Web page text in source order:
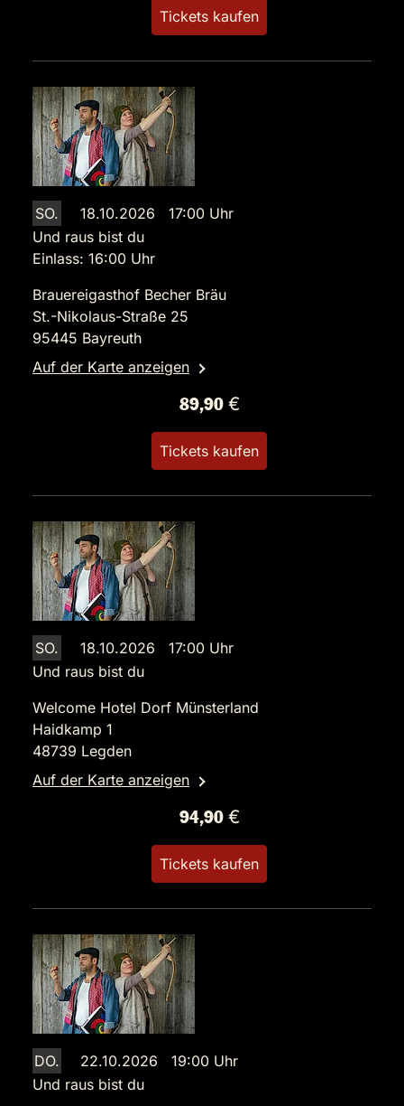
Tickets kaufen
SO.
18.10.2026 17:00 Uhr
Und raus bist du
Einlass: 16:00 Uhr
Brauereigasthof Becher Bräu
St.-Nikolaus-Straße 25
95445 Bayreuth
Auf der Karte anzeigen
89,90 €
Tickets kaufen
SO.
18.10.2026 17:00 Uhr
Und raus bist du
Welcome Hotel Dorf Münsterland
Haidkamp 1
48739 Legden
Auf der Karte anzeigen
94,90 €
Tickets kaufen
DO.
22.10.2026 19:00 Uhr
Und raus bist du